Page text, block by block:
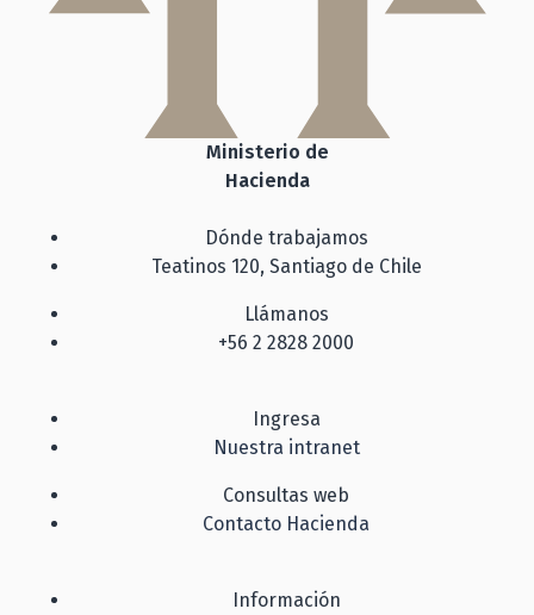
Ministerio de
Hacienda
Dónde trabajamos
Teatinos 120, Santiago de Chile
Llámanos
+56 2 2828 2000
Ingresa
Nuestra intranet
Consultas web
Contacto Hacienda
Información